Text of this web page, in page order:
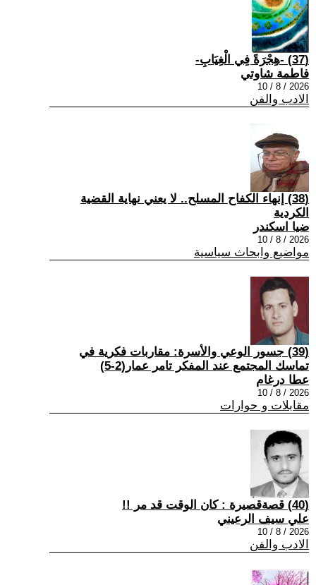
(37) -هِجْرَةً فِي الْغِيَابِ-
فاطمة شاوتي
2026 / 8 / 10
الادب والفن
(38) إنهاء الكفاح المسلح.. لا يعني نهاية القضية
الكردية
ضيا اسكندر
2026 / 8 / 10
مواضيع وابحاث سياسية
(39) جسور الوعي والأسرة: مقاربات فكرية في
تماسك المجتمع عند المفكر تامر عمار(2-5)
عطا درغام
2026 / 8 / 10
مقابلات و حوارات
(40) قصةقصيرة : كان الوقت قد مر !!
علي سيف الرعيني
2026 / 8 / 10
الادب والفن